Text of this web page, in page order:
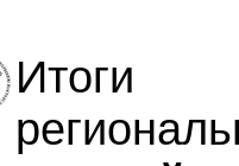
Итоги